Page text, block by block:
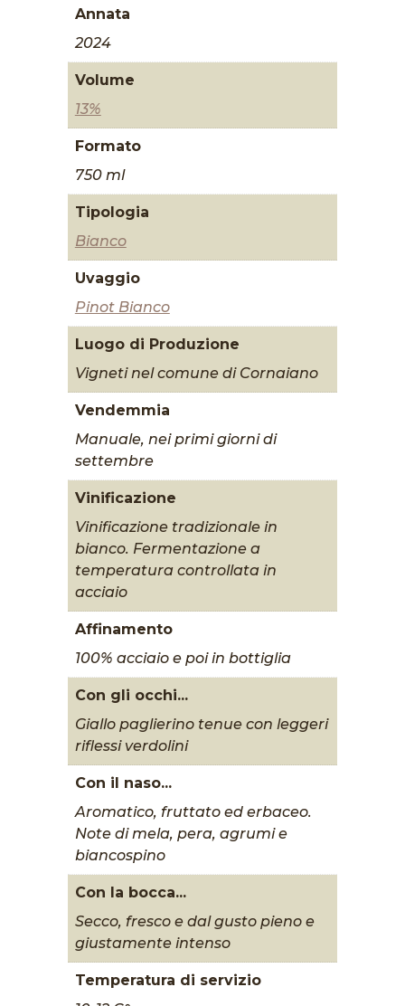
Annata
2024
Volume
13%
Formato
750 ml
Tipologia
Bianco
Uvaggio
Pinot Bianco
Luogo di Produzione
Vigneti nel comune di Cornaiano
Vendemmia
Manuale, nei primi giorni di
settembre
Vinificazione
Vinificazione tradizionale in
bianco. Fermentazione a
temperatura controllata in
acciaio
Affinamento
100% acciaio e poi in bottiglia
Con gli occhi...
Giallo paglierino tenue con leggeri
riflessi verdolini
Con il naso...
Aromatico, fruttato ed erbaceo.
Note di mela, pera, agrumi e
biancospino
Con la bocca...
Secco, fresco e dal gusto pieno e
giustamente intenso
Temperatura di servizio